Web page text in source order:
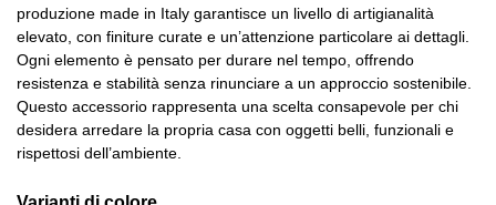
produzione made in Italy garantisce un livello di artigianalità
elevato, con finiture curate e un’attenzione particolare ai dettagli.
Ogni elemento è pensato per durare nel tempo, offrendo
resistenza e stabilità senza rinunciare a un approccio sostenibile.
Questo accessorio rappresenta una scelta consapevole per chi
desidera arredare la propria casa con oggetti belli, funzionali e
rispettosi dell’ambiente.